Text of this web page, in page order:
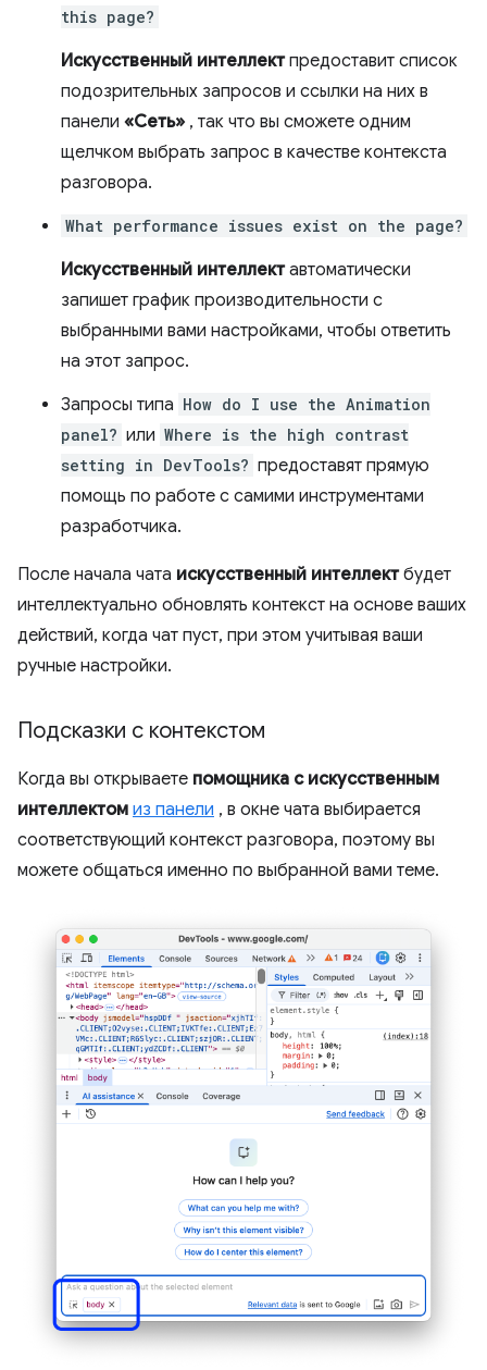
this page?
Искусственный интеллектпредоставит список
подозрительных запросов и ссылки на них в
панели «Сеть» , так что вы сможете одним
щелчком выбрать запрос в качестве контекста
разговора.
What performance issues exist on the page?
Искусственный интеллектавтоматически
запишет график производительности с
выбранными вами настройками, чтобы ответить
на этот запрос.
Запросы типа How do I use the Animation
panel? или Where is the high contrast
setting in DevTools? предоставят прямую
помощь по работе с самими инструментами
разработчика.
После начала чата искусственный интеллектбудет
интеллектуально обновлять контекст на основе ваших
действий, когда чат пуст, при этом учитывая ваши
ручные настройки.
Подсказки с контекстом
Когда вы открываете помощника с искусственным
интеллектом из панели , в окне чата выбирается
соответствующий контекст разговора, поэтому вы
можете общаться именно по выбранной вами теме.